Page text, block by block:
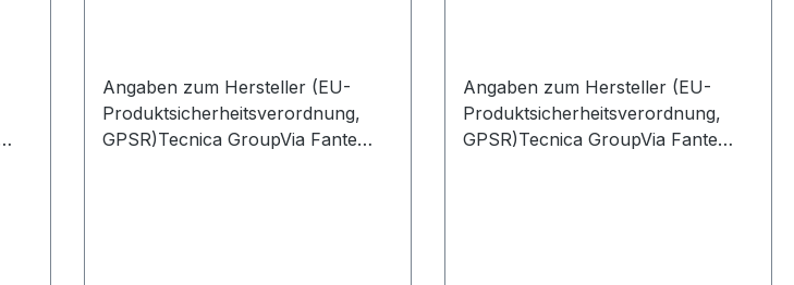
Angaben zum Hersteller (EU-
Produktsicherheitsverordnung,
GPSR)Tecnica GroupVia Fante
Angaben zum Hersteller (EU-
Produktsicherheitsverordnung,
GPSR)Tecnica GroupVia Fante